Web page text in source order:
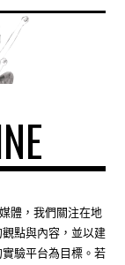
體，我們關注在地
點與內容，並以建
驗平台為目標。若